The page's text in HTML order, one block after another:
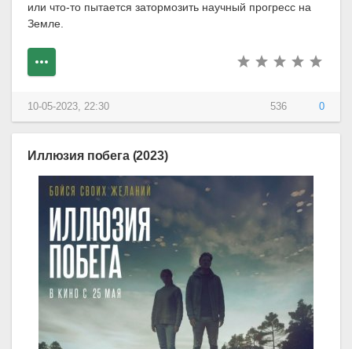
или что-то пытается затормозить научный прогресс на
Земле.
536 0
10-05-2023, 22:30
Иллюзия побега (2023)